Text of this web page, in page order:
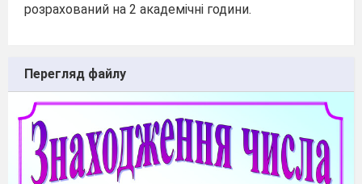
розрахований на 2 академічні години.
Перегляд файлу